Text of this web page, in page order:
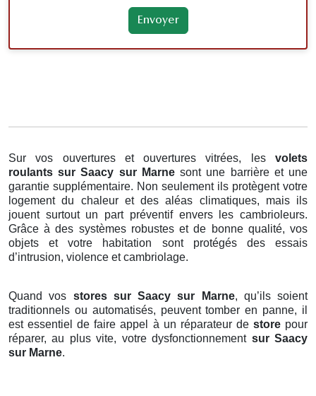
Sur vos ouvertures et ouvertures vitrées, les volets
roulants sur Saacy sur Marnesont une barrière et une
garantie supplémentaire. Non seulement ils protègent votre
logement du chaleur et des aléas climatiques, mais ils
jouent surtout un part préventif envers les cambrioleurs.
Grâce à des systèmes robustes et de bonne qualité, vos
objets et votre habitation sont protégés des essais
d’intrusion, violence et cambriolage.
Quand vos stores sur Saacy sur Marne, qu’ils soient
traditionnels ou automatisés, peuvent tomber en panne, il
est essentiel de faire appel à un réparateur de storepour
réparer, au plus vite, votre dysfonctionnement sur Saacy
sur Marne.